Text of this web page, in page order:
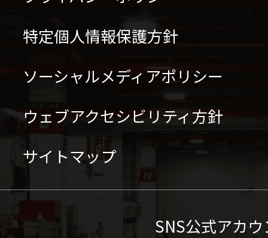
特定個人情報保護方針
ソーシャルメディアポリシー
ウェブアクセシビリティ方針
サイトマップ
SNS公式アカ